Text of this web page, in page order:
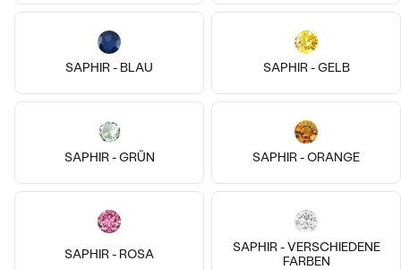
SAPHIR - BLAU SAPHIR - GELB
SAPHIR - GRÜN SAPHIR - ORANGE
SAPHIR - ROSA
SAPHIR - VERSCHIEDENE
FARBEN
14 Karat Roségold, Mehrere
Joe
14k 14k 14k
14 Karat Gelbgold, Diamant
von € 259